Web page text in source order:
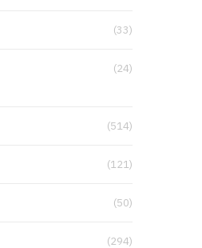
(33)
(24)
(514)
(121)
(50)
(294)